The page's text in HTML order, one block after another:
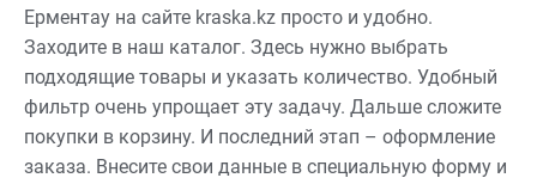
Ерментау на сайте kraska.kz просто и удобно.
Заходите в наш каталог. Здесь нужно выбрать
подходящие товары и указать количество. Удобный
фильтр очень упрощает эту задачу. Дальше сложите
покупки в корзину. И последний этап – оформление
заказа. Внесите свои данные в специальную форму и